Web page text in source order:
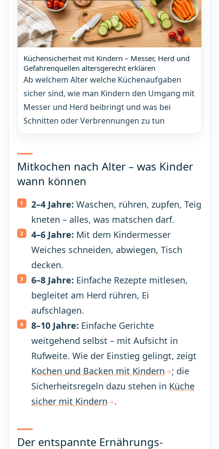
Küchensicherheit mit Kindern – Messer, Herd und
Gefahrenquellen altersgerecht erklären
Ab welchem Alter welche Küchenaufgaben
sicher sind, wie man Kindern den Umgang mit
Messer und Herd beibringt und was bei
Schnitten oder Verbrennungen zu tun
Mitkochen nach Alter – was Kinder
wann können
2–4 Jahre: Waschen, rühren, zupfen, Teig
kneten – alles, was matschen darf.
4–6 Jahre: Mit dem Kindermesser
Weiches schneiden, abwiegen, Tisch
decken.
6–8 Jahre: Einfache Rezepte mitlesen,
begleitet am Herd rühren, Ei
aufschlagen.
8–10 Jahre: Einfache Gerichte
weitgehend selbst – mit Aufsicht in
Rufweite. Wie der Einstieg gelingt, zeigt
Kochen und Backen mit Kindern
; die
Sicherheitsregeln dazu stehen in Küche
sicher mit Kindern
.
Der entspannte Ernährungs-